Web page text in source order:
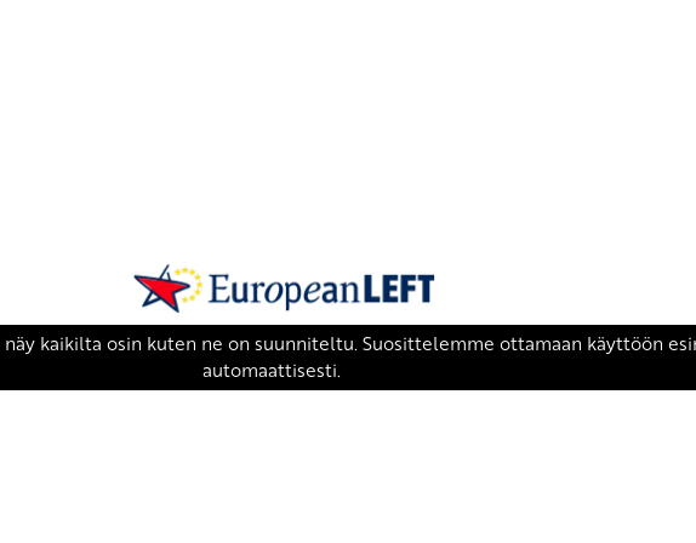
SKP on Euroopan Vasemmistopuolueen jäsen.
european-left.org